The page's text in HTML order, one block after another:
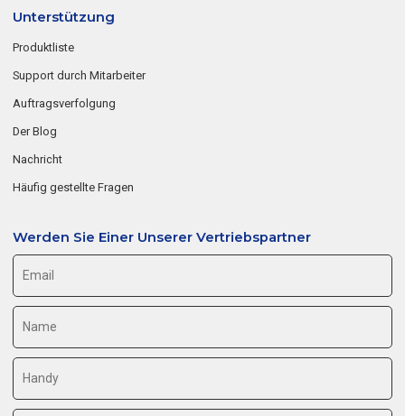
Unterstützung
Produktliste
Support durch Mitarbeiter
Auftragsverfolgung
Der Blog
Nachricht
Häufig gestellte Fragen
Werden Sie Einer Unserer Vertriebspartner